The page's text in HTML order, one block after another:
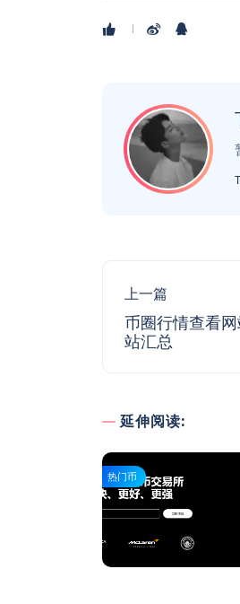
上一篇
币圈行情查看
站汇总
延伸阅读:
热门币